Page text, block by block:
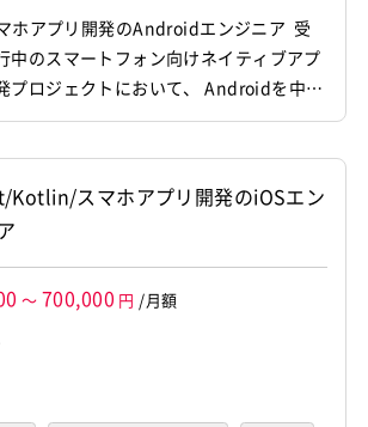
アプリ開発のAndroidエンジニア 受
中のスマートフォン向けネイティブアプ
プロジェクトにおいて、 Androidを中心
ら実装、運用保守までを一貫して担当し
ュー、品質管理等に携わっていただきま
下記の業務を担っていただ...
Kotlin/スマホアプリ開発のiOSエン
～ 700,000 円 /月額